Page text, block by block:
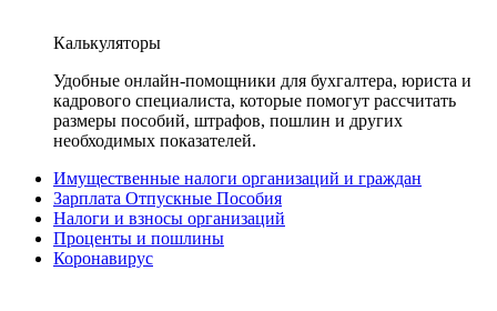
Калькуляторы
Удобные онлайн-помощники для бухгалтера, юриста и
кадрового специалиста, которые помогут рассчитать
размеры пособий, штрафов, пошлин и других
необходимых показателей.
Имущественные налоги организаций и граждан
Зарплата Отпускные Пособия
Налоги и взносы организаций
Проценты и пошлины
Коронавирус